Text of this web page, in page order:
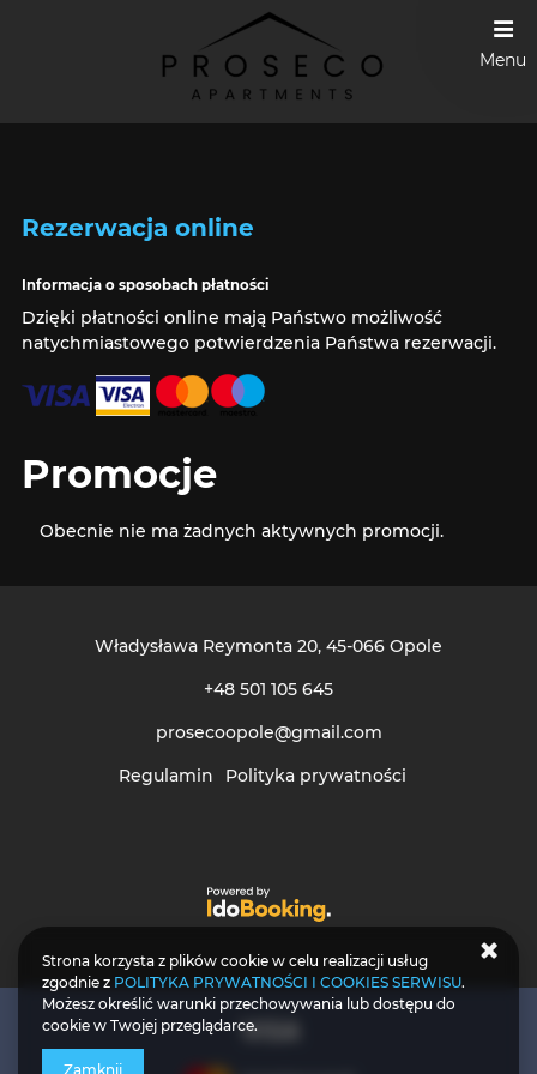
Menu
Rezerwacja online
Informacja o sposobach płatności
Dzięki płatności online mają Państwo możliwość
natychmiastowego potwierdzenia Państwa rezerwacji.
Promocje
Obecnie nie ma żadnych aktywnych promocji.
Władysława Reymonta 20, 45-066 Opole
+48 501 105 645
prosecoopole@gmail.com
Regulamin
Polityka prywatności
Strona korzysta z plików cookie w celu realizacji usług
zgodnie z POLITYKA PRYWATNOŚCI I COOKIES SERWISU.
Możesz określić warunki przechowywania lub dostępu do
cookie w Twojej przeglądarce.
Zamknij